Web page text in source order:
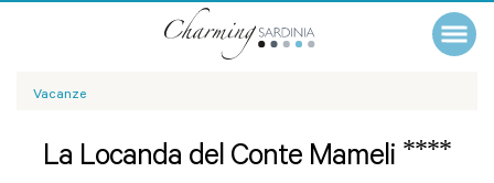
Vacanze
La Locanda del Conte Mameli ****